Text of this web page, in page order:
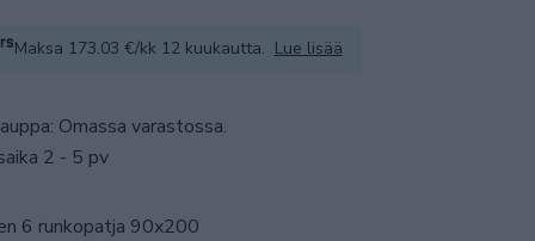
Maksa 173.03 €/kk 12 kuukautta. Lue lisää
Omassa varastossa.
2 - 5 pv
6 runkopatja 90x200